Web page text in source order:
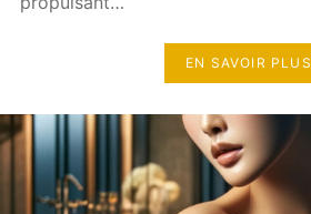
EN SAVOIR PLUS